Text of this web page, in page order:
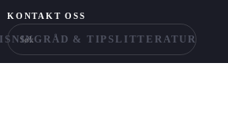
KONTAKT OSS
RÅD & TIPS LITTERATUR